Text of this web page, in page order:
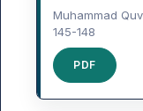
Muhammad
145-148
PDF